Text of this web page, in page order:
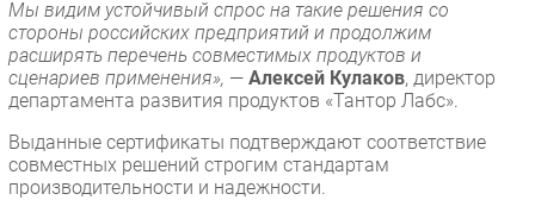
Мы видим устойчивый спрос на такие решения со
стороны российских предприятий и продолжим
расширять перечень совместимых продуктов и
сценариев применения», — Алексей Кулаков, директор
департамента развития продуктов «Тантор Лабс».
Выданные сертификаты подтверждают соответствие
совместных решений строгим стандартам
производительности и надежности.